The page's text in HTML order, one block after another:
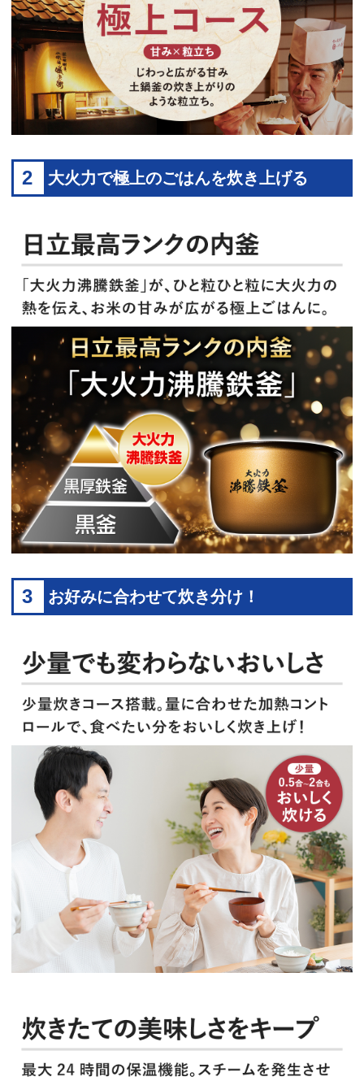
2 大火力で極上のごはんを炊き上げる
3 お好みに合わせて炊き分け！